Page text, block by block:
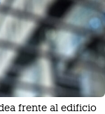
frente al edificio